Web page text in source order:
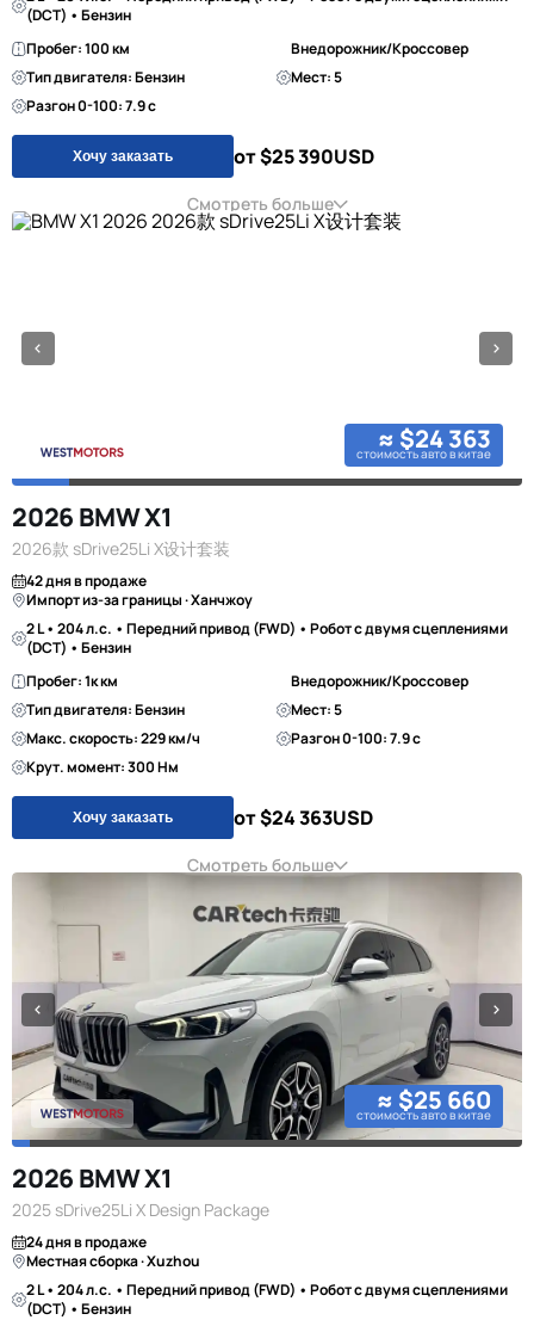
(DCT) • Бензин
Пробег: 100 км
Внедорожник/Кроссовер
Тип двигателя: Бензин
Мест: 5
Разгон 0-100: 7.9 с
Хочу заказать от $25 390USD
Смотреть больше
≈ $24 363
стоимость авто в китае
2026 BMW X1
2026款 sDrive25Li X设计套装
42 дня в продаже
Импорт из-за границы · Ханчжоу
2 L • 204 л.с. • Передний привод (FWD) • Робот с двумя сцеплениями
(DCT) • Бензин
Пробег: 1к км
Внедорожник/Кроссовер
Тип двигателя: Бензин
Мест: 5
Макс. скорость: 229 км/ч
Разгон 0-100: 7.9 с
Крут. момент: 300 Нм
Хочу заказать от $24 363USD
Смотреть больше
≈ $25 660
стоимость авто в китае
2026 BMW X1
2025 sDrive25Li X Design Package
24 дня в продаже
Местная сборка · Xuzhou
2 L • 204 л.с. • Передний привод (FWD) • Робот с двумя сцеплениями
(DCT) • Бензин